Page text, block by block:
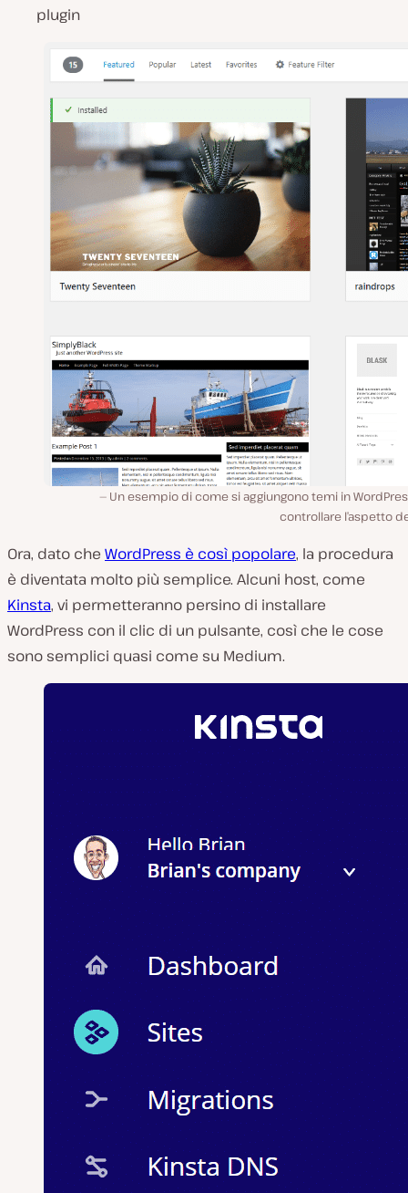
plugin
Un esempio di come si aggiungono temi in
controllare l’aspetto
Ora, dato che WordPress è così popolare, la procedura
è diventata molto più semplice. Alcuni host, come
Kinsta, vi permetteranno persino di installare
WordPress con il clic di un pulsante, così che le cose
sono semplici quasi come su Medium.